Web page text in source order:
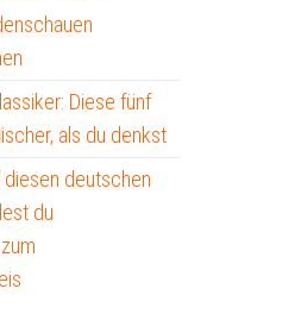
Diese fünf
als du denkst
deutschen
du